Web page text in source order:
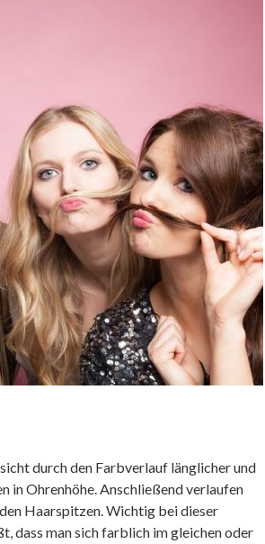
durch den Farbverlauf länglicher und
in Ohrenhöhe. Anschließend verlaufen
Haarspitzen. Wichtig bei dieser
dass man sich farblich im gleichen oder